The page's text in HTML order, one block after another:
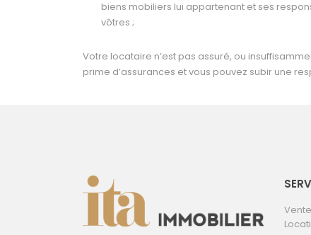
biens mobiliers lui appartenant et ses
vôtres ;
Votre locataire n’est pas assuré, ou
prime d’assurances et vous pouvez subir une
Vente